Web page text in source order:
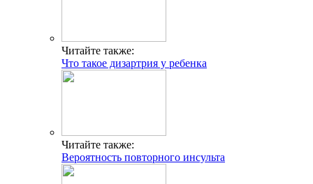
Читайте также:
Что такое дизартрия у ребенка
Читайте также:
Вероятность повторного инсульта